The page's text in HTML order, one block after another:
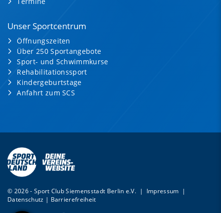
Unser Sportcentrum
Öffnungszeiten
Über 250 Sportangebote
Sport- und Schwimmkurse
Rehabilitationssport
Kindergeburtstage
Anfahrt zum SCS
© 2026 - Sport Club Siemensstadt Berlin e.V. | Impressum |
Datenschutz | Barrierefreiheit